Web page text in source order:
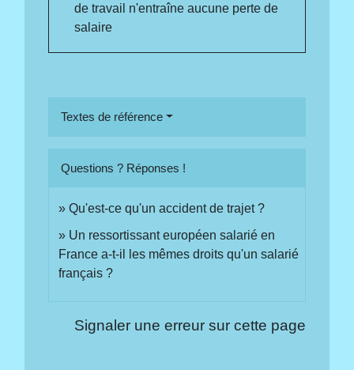
de travail n'entraîne aucune perte de
salaire
Textes de référence
Questions ? Réponses !
Qu'est-ce qu'un accident de trajet ?
Un ressortissant européen salarié en
France a-t-il les mêmes droits qu'un salarié
français ?
Signaler une erreur sur cette page